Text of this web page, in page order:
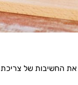
את החשיבות של צריכת